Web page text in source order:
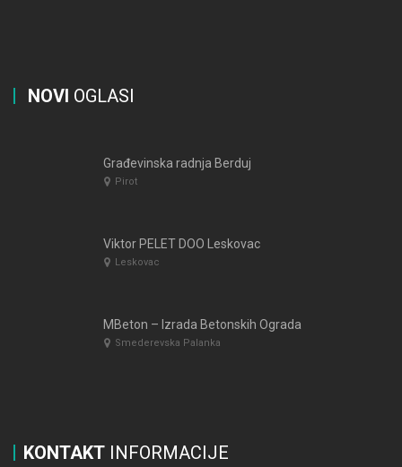
NOVI OGLASI
Građevinska radnja Berduj
Pirot
Viktor PELET DOO Leskovac
Leskovac
MBeton – Izrada Betonskih Ograda
Smederevska Palanka
KONTAKT INFORMACIJE